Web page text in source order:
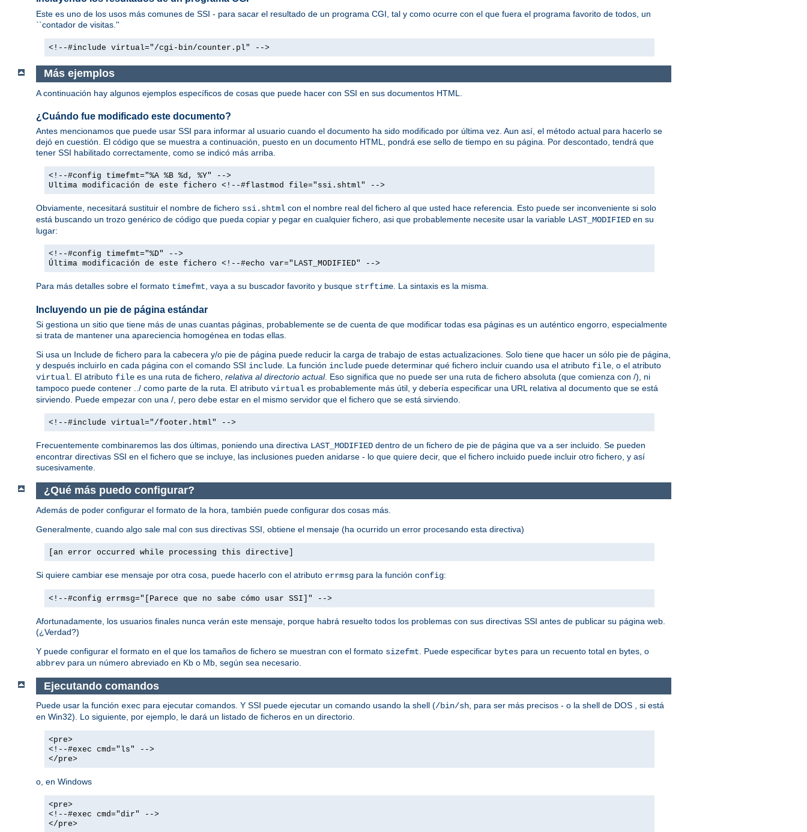
Este es uno de los usos más comunes de SSI - para sacar el resultado de un programa CGI, tal y como ocurre con el que fuera el programa favorito de todos, un
``contador de visitas.''
<!--#include virtual="/cgi-bin/counter.pl" -->
Más ejemplos
A continuación hay algunos ejemplos específicos de cosas que puede hacer con SSI en sus documentos HTML.
¿Cuándo fue modificado este documento?
Antes mencionamos que puede usar SSI para informar al usuario cuando el documento ha sido modificado por última vez. Aun así, el método actual para hacerlo se
dejó en cuestión. El código que se muestra a continuación, puesto en un documento HTML, pondrá ese sello de tiempo en su página. Por descontado, tendrá que
tener SSI habilitado correctamente, como se indicó más arriba.
<!--#config timefmt="%A %B %d, %Y" -->
Ultima modificación de este fichero <!--#flastmod file="ssi.shtml" -->
Obviamente, necesitará sustituir el nombre de fichero ssi.shtml con el nombre real del fichero al que usted hace referencia. Esto puede ser inconveniente si solo
está buscando un trozo genérico de código que pueda copiar y pegar en cualquier fichero, asi que probablemente necesite usar la variable LAST_MODIFIED en su
lugar:
<!--#config timefmt="%D" -->
Última modificación de este fichero <!--#echo var="LAST_MODIFIED" -->
Para más detalles sobre el formato timefmt , vaya a su buscador favorito y busque strftime . La sintaxis es la misma.
Incluyendo un pie de página estándar
Si gestiona un sitio que tiene más de unas cuantas páginas, probablemente se de cuenta de que modificar todas esa páginas es un auténtico engorro, especialmente
si trata de mantener una apareciencia homogénea en todas ellas.
Si usa un Include de fichero para la cabecera y/o pie de página puede reducir la carga de trabajo de estas actualizaciones. Solo tiene que hacer un sólo pie de página,
y después incluirlo en cada página con el comando SSI include. La función include puede determinar qué fichero incluir cuando usa el atributo file, o el atributo
virtual. El atributo file es una ruta de fichero, relativa al directorio actual. Eso significa que no puede ser una ruta de fichero absoluta (que comienza con /), ni
tampoco puede contener ../ como parte de la ruta. El atributo virtual es probablemente más útil, y debería especificar una URL relativa al documento que se está
sirviendo. Puede empezar con una /, pero debe estar en el mismo servidor que el fichero que se está sirviendo.
<!--#include virtual="/footer.html" -->
Frecuentemente combinaremos las dos últimas, poniendo una directiva LAST_MODIFIED dentro de un fichero de pie de página que va a ser incluido. Se pueden
encontrar directivas SSI en el fichero que se incluye, las inclusiones pueden anidarse - lo que quiere decir, que el fichero incluido puede incluir otro fichero, y así
sucesivamente.
¿Qué más puedo configurar?
Además de poder configurar el formato de la hora, también puede configurar dos cosas más.
Generalmente, cuando algo sale mal con sus directivas SSI, obtiene el mensaje (ha ocurrido un error procesando esta directiva)
[an error occurred while processing this directive]
Si quiere cambiar ese mensaje por otra cosa, puede hacerlo con el atributo errmsg para la función config:
<!--#config errmsg="[Parece que no sabe cómo usar SSI]" -->
Afortunadamente, los usuarios finales nunca verán este mensaje, porque habrá resuelto todos los problemas con sus directivas SSI antes de publicar su página web.
(¿Verdad?)
Y puede configurar el formato en el que los tamaños de fichero se muestran con el formato sizefmt . Puede especificar bytes para un recuento total en bytes, o
abbrev para un número abreviado en Kb o Mb, según sea necesario.
Ejecutando comandos
Puede usar la función exec para ejecutar comandos. Y SSI puede ejecutar un comando usando la shell (/bin/sh , para ser más precisos - o la shell de DOS , si está
en Win32). Lo siguiente, por ejemplo, le dará un listado de ficheros en un directorio.
<pre>
<!--#exec cmd="ls" -->
</pre>
o, en Windows
<pre>
<!--#exec cmd="dir" -->
</pre>